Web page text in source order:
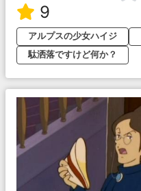
9
アルプスの少女ハイジ
駄洒落ですけど何か？